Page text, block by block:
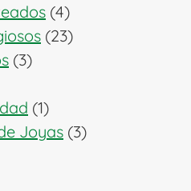
productos
44
productos
2323
33
11
producto
Joyas 33